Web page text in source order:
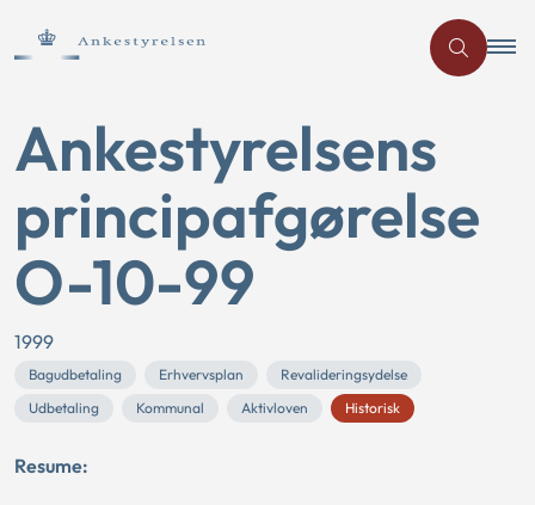
Ankestyrelsens
principafgørelse
O-10-99
1999
Bagudbetaling Erhvervsplan
Revalideringsydelse
Udbetaling
Kommunal Aktivloven Historisk
Resume: